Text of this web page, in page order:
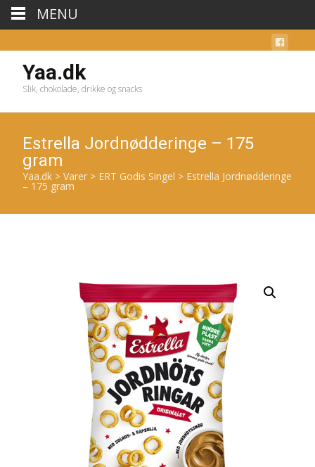
Yaa.dk
Slik, chokolade, drikke og snacks
Estrella Jordnødderinge – 175
gram
Yaa.dk > Varer > ERT Godis Singel > Estrella Jordnødderinge
– 175 gram
MENU